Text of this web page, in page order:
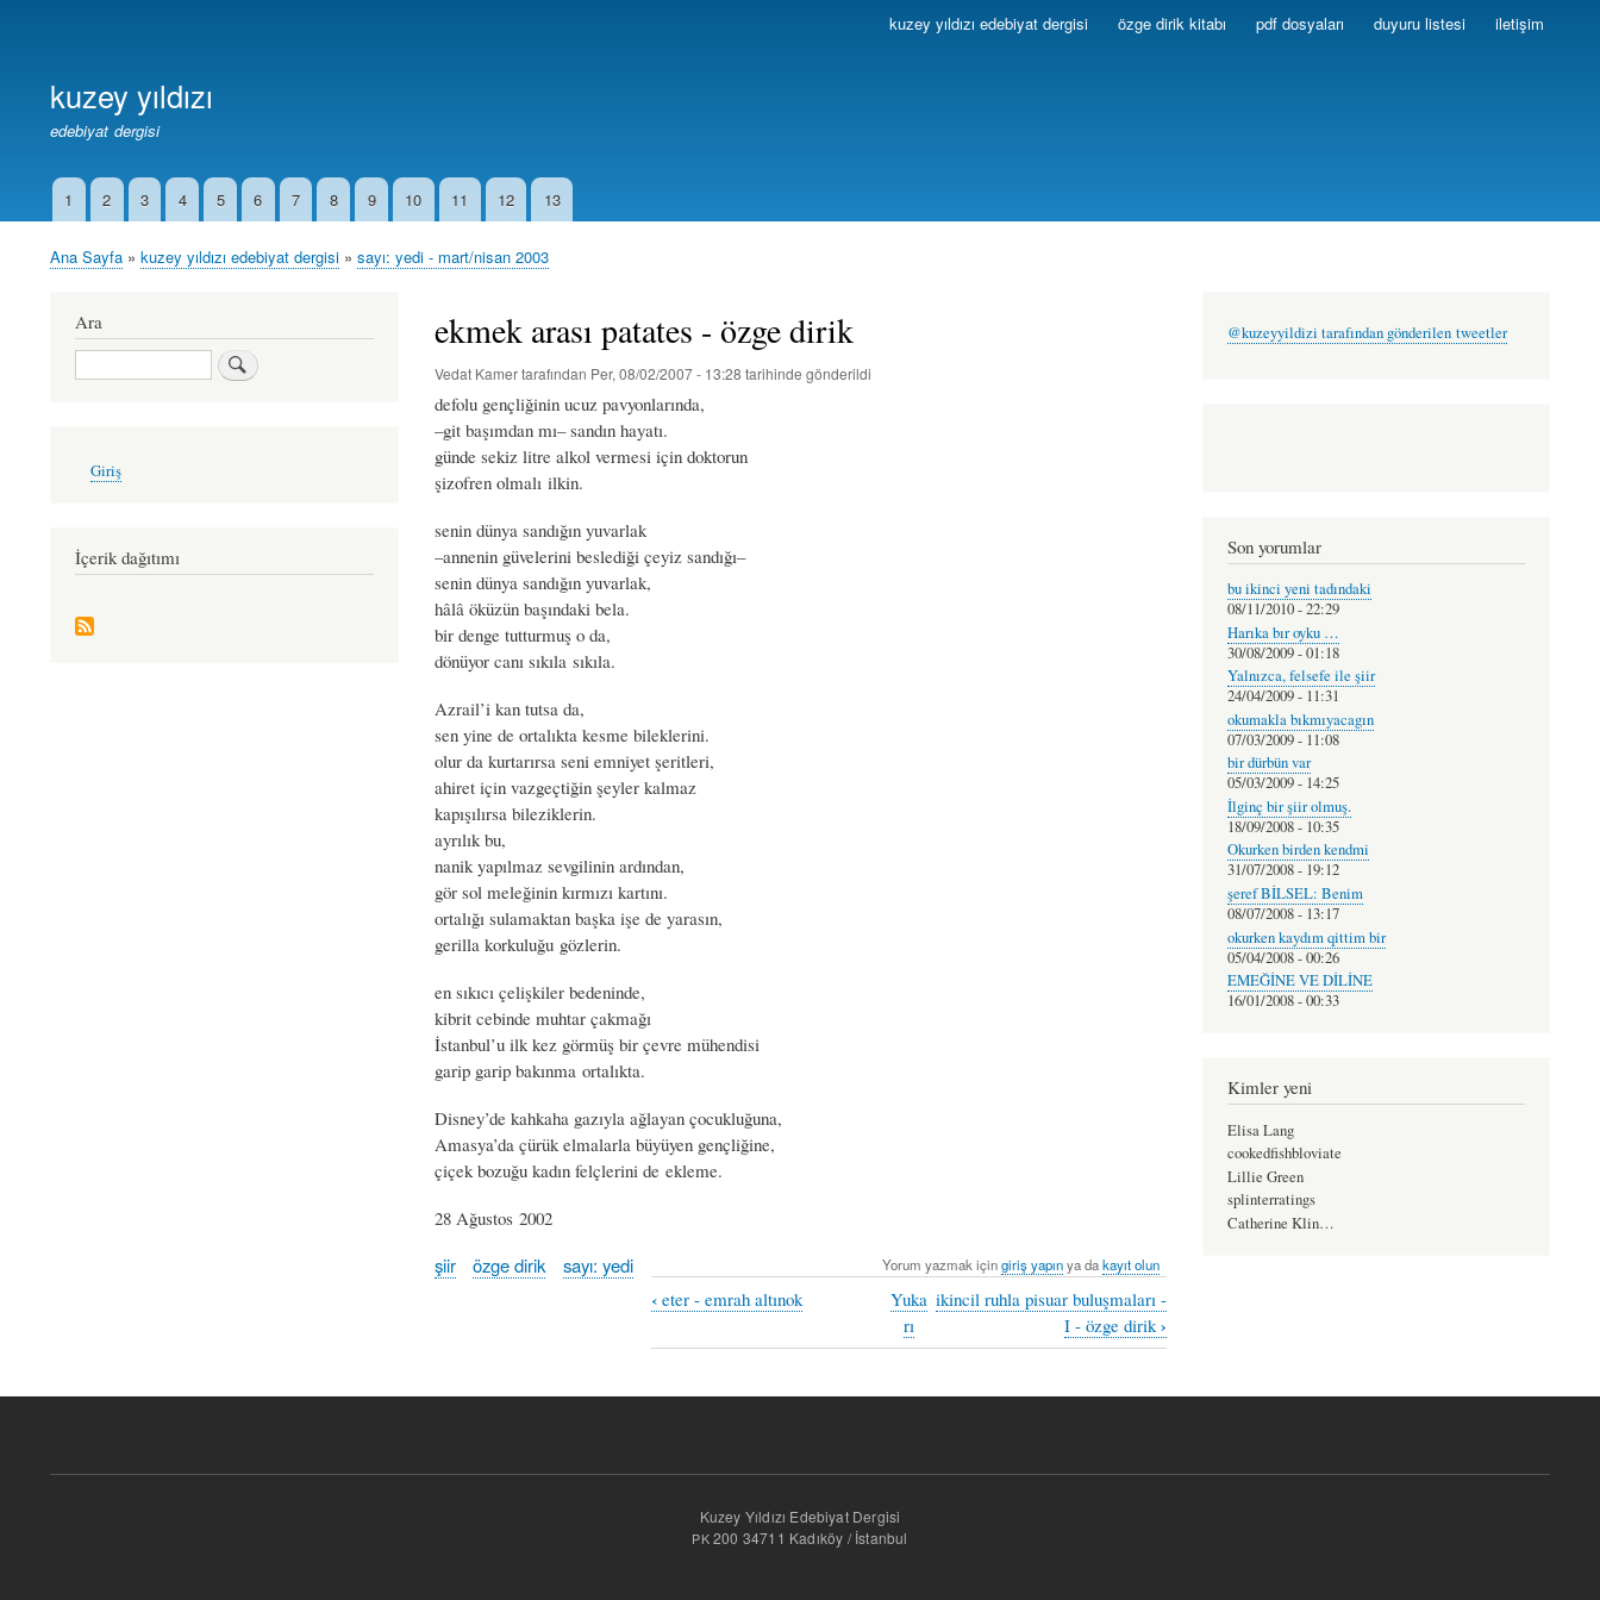
kuzey yıldızı edebiyat dergisi özge dirik kitabı pdf dosyaları duyuru listesi iletişim
kuzey yıldızı
edebiyat dergisi
İkincil1 2 3 4 5 6 7 8 9 10 11 12 13
Sayfa
Ana Sayfa kuzey yıldızı edebiyat dergisi sayı: yedi - mart/nisan 2003
ekmek arası patates - özge dirik
Vedat Kamertarafından Per, 08/02/2007 - 13:28 tarihinde gönderildi
defolu gençliğinin ucuz pavyonlarında,
–git başımdan mı– sandın hayatı.
günde sekiz litre alkol vermesi için doktorun
şizofren olmalı ilkin.
senin dünya sandığın yuvarlak
–annenin güvelerini beslediği çeyiz sandığı–
senin dünya sandığın yuvarlak,
hâlâ öküzün başındaki bela.
bir denge tutturmuş o da,
dönüyor canı sıkıla sıkıla.
Azrail’i kan tutsa da,
sen yine de ortalıkta kesme bileklerini.
olur da kurtarırsa seni emniyet şeritleri,
ahiret için vazgeçtiğin şeyler kalmaz
kapışılırsa bileziklerin.
ayrılık bu,
nanik yapılmaz sevgilinin ardından,
gör sol meleğinin kırmızı kartını.
ortalığı sulamaktan başka işe de yarasın,
gerilla korkuluğu gözlerin.
en sıkıcı çelişkiler bedeninde,
kibrit cebinde muhtar çakmağı
İstanbul’u ilk kez görmüş bir çevre mühendisi
garip garip bakınma ortalıkta.
Disney’de kahkaha gazıyla ağlayan çocukluğuna,
Amasya’da çürük elmalarla büyüyen gençliğine,
çiçek bozuğu kadın felçlerini de ekleme.
28 Ağustos 2002
şiir özge dirik sayı: yedi Yorum yazmak içingiriş yapınya dakayıt olun
links
‹ eter - emrah altınok
Yuka
rı
ikincil ruhla pisuar buluşmaları -
I - özge dirik›
Ara
Ara
account
Giriş
İçerik dağıtımı
@kuzeyyildizi tarafından gönderilen tweetler
Son yorumlar
bu ikinci yeni tadındaki
08/11/2010 - 22:29
Harıka bır oyku …
30/08/2009 - 01:18
Yalnızca, felsefe ile şiir
24/04/2009 - 11:31
okumakla bıkmıyacagın
07/03/2009 - 11:08
bir dürbün var
05/03/2009 - 14:25
İlginç bir şiir olmuş.
18/09/2008 - 10:35
Okurken birden kendmi
31/07/2008 - 19:12
şeref BİLSEL: Benim
08/07/2008 - 13:17
okurken kaydım qittim bir
05/04/2008 - 00:26
EMEĞİNE VE DİLİNE
16/01/2008 - 00:33
Kimler yeni
Elisa Lang
cookedfishbloviate
Lillie Green
splinterratings
Catherine Klin…
Kuzey Yıldızı Edebiyat Dergisi
PK200 34711 Kadıköy / İstanbul